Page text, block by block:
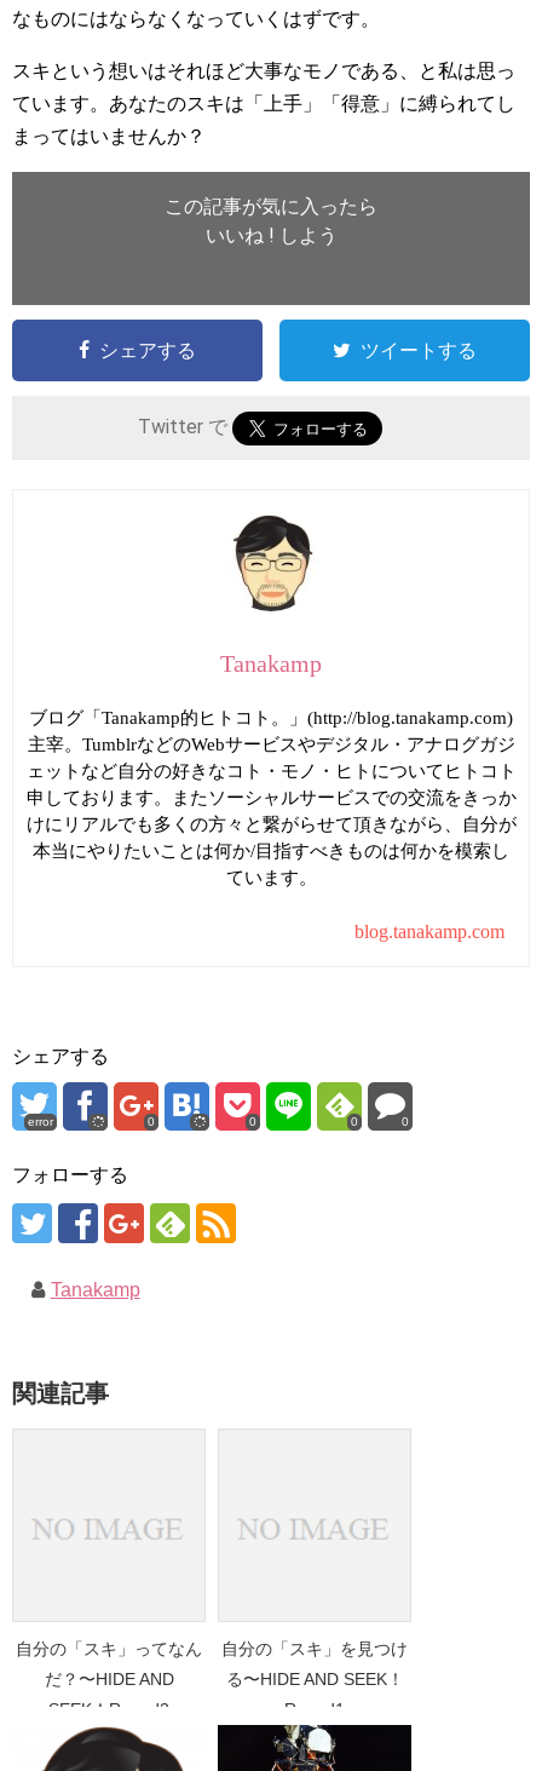
なものにはならなくなっていくはずです。
スキという想いはそれほど大事なモノである、と私は思っ
ています。あなたのスキは「上手」「得意」に縛られてし
まってはいませんか？
この記事が気に入ったら
いいね ! しよう
シェアする ツイートする
Twitter で
Tanakamp
ブログ「Tanakamp的ヒトコト。」(http://blog.tanakamp.com)
主宰。TumblrなどのWebサービスやデジタル・アナログガジ
ェットなど自分の好きなコト・モノ・ヒトについてヒトコト
申しております。またソーシャルサービスでの交流をきっか
けにリアルでも多くの方々と繋がらせて頂きながら、自分が
本当にやりたいことは何か/目指すべきものは何かを模索し
ています。
blog.tanakamp.com
シェアする
error 0 0 0 0
フォローする
Tanakamp
関連記事
自分の「スキ」ってなん
だ？〜HIDE AND
SEEK！Round2
自分の「スキ」を見つけ
る〜HIDE AND SEEK！
Round1